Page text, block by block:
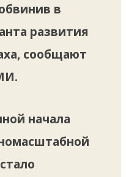
в
развития
сообщают
начала